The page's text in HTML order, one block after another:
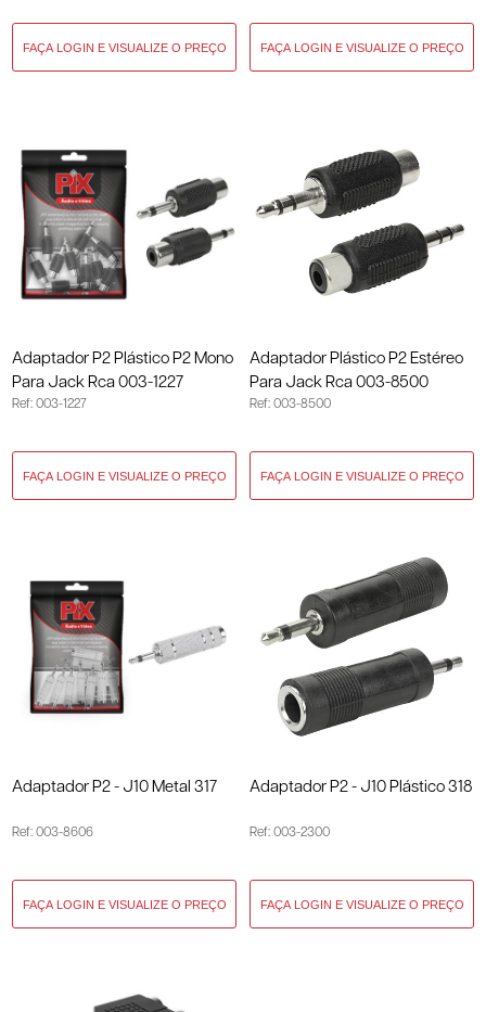
Adaptador P2 Plástico P2 Mono
Para Jack Rca 003-1227
Ref: 003-1227
Adaptador Plástico P2 Estéreo
Para Jack Rca 003-8500
Ref: 003-8500
Adaptador P2 - J10 Metal 317
Ref: 003-8606
Adaptador P2 - J10 Plástico 318
Ref: 003-2300